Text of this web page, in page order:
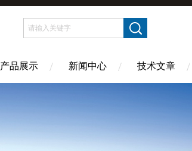
产品展示 新闻中心 技术文章